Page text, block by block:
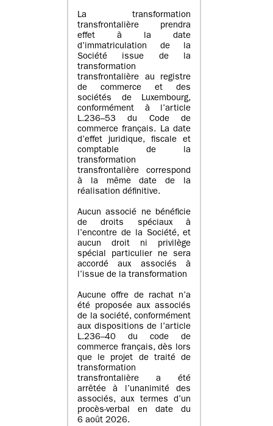
La transformation
transfrontalière prendra
effet à la date
d’immatriculation de la
Société issue de la
transformation
transfrontalière au registre
de commerce et des
sociétés de Luxembourg,
conformément à l’article
L.236–53 du Code de
commerce français. La date
d’effet juridique, fiscale et
comptable de la
transformation
transfrontalière correspond
à la même date de la
réalisation définitive.
Aucun associé ne bénéficie
de droits spéciaux à
l’encontre de la Société, et
aucun droit ni privilège
spécial particulier ne sera
accordé aux associés à
l’issue de la transformation
Aucune offre de rachat n’a
été proposée aux associés
de la société, conformément
aux dispositions de l’article
L.236–40 du code de
commerce français, dès lors
que le projet de traité de
transformation
transfrontalière a été
arrêtée à l’unanimité des
associés, aux termes d’un
procès-verbal en date du
6 août 2026.